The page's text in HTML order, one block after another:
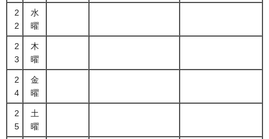
2
2
水
曜
2
3
木
曜
2
4
金
曜
2
5
土
曜